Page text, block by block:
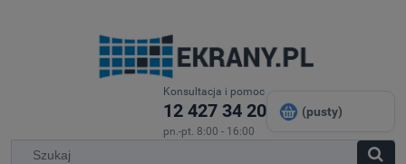
Konsultacja i pomoc
12 427 34 20
pn.-pt. 8:00 - 16:00
(pusty)